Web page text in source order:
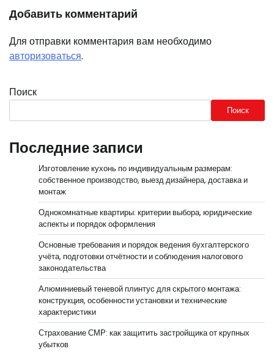
Добавить комментарий
Для отправки комментария вам необходимо
авторизоваться.
Поиск
Поиск
Последние записи
Изготовление кухонь по индивидуальным размерам:
собственное производство, выезд дизайнера, доставка и
монтаж
Однокомнатные квартиры: критерии выбора, юридические
аспекты и порядок оформления
Основные требования и порядок ведения бухгалтерского
учёта, подготовки отчётности и соблюдения налогового
законодательства
Алюминиевый теневой плинтус для скрытого монтажа:
конструкция, особенности установки и технические
характеристики
Страхование СМР: как защитить застройщика от крупных
убытков